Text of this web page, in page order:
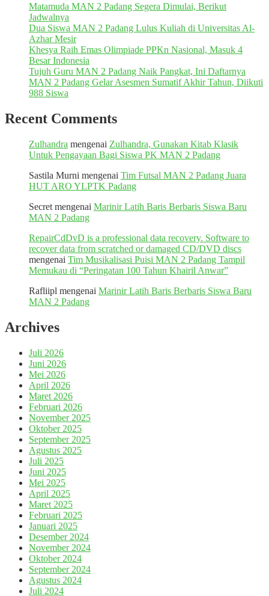
Matamuda MAN 2 Padang Segera Dimulai, Berikut
Jadwalnya
Dua Siswa MAN 2 Padang Lulus Kuliah di Universitas Al-
Azhar Mesir
Khesya Raih Emas Olimpiade PPKn Nasional, Masuk 4
Besar Indonesia
Tujuh Guru MAN 2 Padang Naik Pangkat, Ini Daftarnya
MAN 2 Padang Gelar Asesmen Sumatif Akhir Tahun, Diikuti
988 Siswa
Recent Comments
Zulhandra mengenai Zulhandra, Gunakan Kitab Klasik
Untuk Pengayaan Bagi Siswa PK MAN 2 Padang
Sastila Murni mengenai Tim Futsal MAN 2 Padang Juara
HUT ARO YLPTK Padang
Secret mengenai Marinir Latih Baris Berbaris Siswa Baru
MAN 2 Padang
RepairCdDvD is a professional data recovery. Software to
recover data from scratched or damaged CD/DVD discs
mengenai Tim Musikalisasi Puisi MAN 2 Padang Tampil
Memukau di “Peringatan 100 Tahun Khairil Anwar”
Rafliipl mengenai Marinir Latih Baris Berbaris Siswa Baru
MAN 2 Padang
Archives
Juli 2026
Juni 2026
Mei 2026
April 2026
Maret 2026
Februari 2026
November 2025
Oktober 2025
September 2025
Agustus 2025
Juli 2025
Juni 2025
Mei 2025
April 2025
Maret 2025
Februari 2025
Januari 2025
Desember 2024
November 2024
Oktober 2024
September 2024
Agustus 2024
Juli 2024